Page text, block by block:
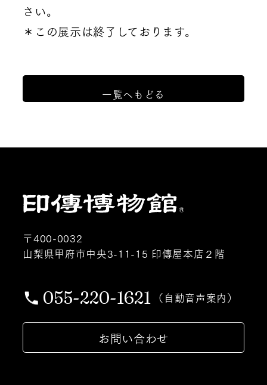
さい。
＊この展示は終了しております。
一覧へもどる
〒400-0032
山梨県甲府市中央3-11-15 印傳屋本店２階
055-220-1621 （自動音声案内）
お問い合わせ